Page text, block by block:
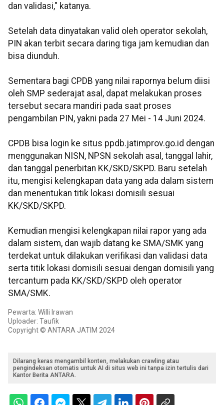
dan validasi," katanya.
Setelah data dinyatakan valid oleh operator sekolah,
PIN akan terbit secara daring tiga jam kemudian dan
bisa diunduh.
Sementara bagi CPDB yang nilai rapornya belum diisi
oleh SMP sederajat asal, dapat melakukan proses
tersebut secara mandiri pada saat proses
pengambilan PIN, yakni pada 27 Mei - 14 Juni 2024.
CPDB bisa login ke situs ppdb.jatimprov.go.id dengan
menggunakan NISN, NPSN sekolah asal, tanggal lahir,
dan tanggal penerbitan KK/SKD/SKPD. Baru setelah
itu, mengisi kelengkapan data yang ada dalam sistem
dan menentukan titik lokasi domisili sesuai
KK/SKD/SKPD.
Kemudian mengisi kelengkapan nilai rapor yang ada
dalam sistem, dan wajib datang ke SMA/SMK yang
terdekat untuk dilakukan verifikasi dan validasi data
serta titik lokasi domisili sesuai dengan domisili yang
tercantum pada KK/SKD/SKPD oleh operator
SMA/SMK.
Pewarta: Willi Irawan
Uploader: Taufik
Copyright © ANTARA JATIM 2024
Dilarang keras mengambil konten, melakukan crawling atau
pengindeksan otomatis untuk AI di situs web ini tanpa izin tertulis dari
Kantor Berita ANTARA.